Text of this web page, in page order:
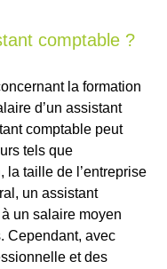
comptable ?
la formation
d’un assistant
comptable peut
tels que
la taille de l’entreprise
un assistant
un salaire moyen
Cependant, avec
et des